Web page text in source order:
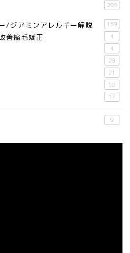
295
/ジアミンアレルギー解説 159
善縮毛矯正 4
4
29
21
58
17
9